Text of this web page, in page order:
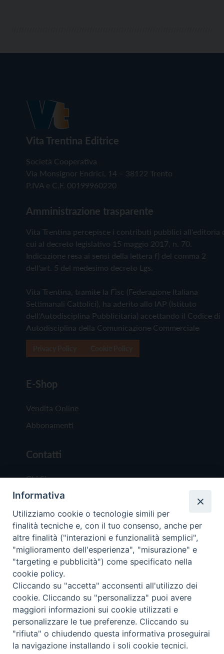
Vita Trentina Editrice
Società Cooperativa
Via Monsignor Endrici, 14 – 38122 Trento
P.IVA e C.F. 00199960220
Amministrazione trasparente
Vita Trentina percepisce i contributi pubblici all'editoria
cui al decreto legislativo 15 maggio 2017, n. 70.
Indicazione resa ai sensi della lettera f) del comma 2
dell'art. 5 del medesimo decreto Lgs.
Vita Trentina, tramite la Fisc (Federazione Italiana
Settimanali Cattolici), ha aderito allo IAP (Istituto
dell'Autodisciplina Pubblicitaria) accettando il Codice di
Autodisciplina della Comunicazione Commerciale
E-Shop
Vendita Online
Abbonamenti
Contatti
Chi Siamo
Redazione
Scrivici
Copyright © 2019 - Tutti i diritti riservati - Vita
Trentina Editrice
Privacy Policy
Torna
Informativa
Utilizziamo cookie o tecnologie simili per
finalità tecniche e, con il tuo consenso, anche per
altre finalità ("interazioni e funzionalità semplici",
"miglioramento dell'esperienza", "misurazione" e
"targeting e pubblicità") come specificato nella
cookie policy.
Cliccando su "accetta" acconsenti all'utilizzo dei
cookie. Cliccando su "personalizza" puoi avere
maggiori informazioni sui cookie utilizzati e
personalizzare le tue preferenze. Cliccando su
"rifiuta" o chiudendo questa informativa proseguirai
la navigazione installando i soli cookie tecnici.